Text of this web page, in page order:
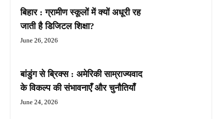
बिहार : ग्रामीण स्कूलों में क्यों अधूरी रह
जाती है डिजिटल शिक्षा?
June 26, 2026
बांडुंग से ब्रिक्स : अमेरिकी साम्राज्यवाद
के विकल्प की संभावनाएँ और चुनौतियाँ
June 24, 2026